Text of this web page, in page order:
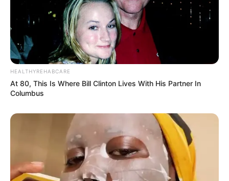
HEALTHYREHABCARE
At 80, This Is Where Bill Clinton Lives With His Partner In
Columbus